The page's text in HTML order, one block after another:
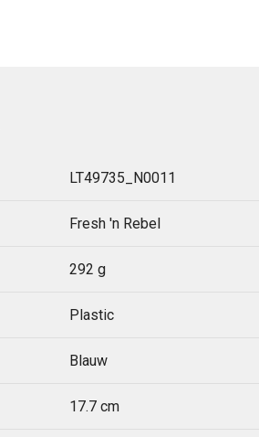
LT49735_N0011
Fresh 'n Rebel
292 g
Plastic
Blauw
17.7 cm